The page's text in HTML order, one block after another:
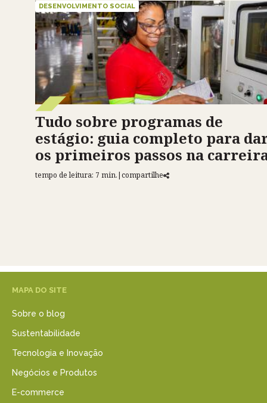
DESENVOLVIMENTO SOCIAL
Tudo sobre programas de
estágio: guia completo para
os primeiros passos na
tempo de leitura: 7 min.|compartilhe
MAPA DO SITE
Sobre o blog
Sustentabilidade
Tecnologia e Inovação
Negócios e Produtos
E-commerce